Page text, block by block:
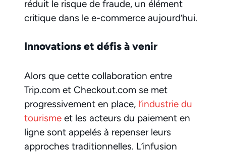
réduit le risque de fraude, un élément
critique dans le e-commerce aujourd’hui.
Innovations et défis à venir
Alors que cette collaboration entre
Trip.com et Checkout.com se met
progressivement en place, l’industrie du
tourisme et les acteurs du paiement en
ligne sont appelés à repenser leurs
approches traditionnelles. L’infusion